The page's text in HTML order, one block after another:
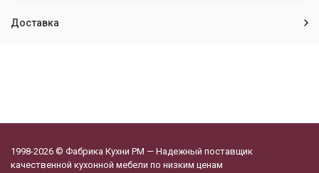
Доставка
1998-2026 © Фабрика Кухни РМ — Надежный поставщик
качественной кухонной мебели по низким ценам